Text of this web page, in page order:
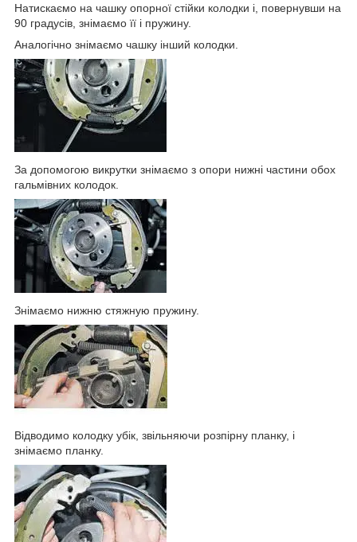
Натискаємо на чашку опорної стійки колодки і, повернувши на
90 градусів, знімаємо її і пружину.
Аналогічно знімаємо чашку інший колодки.
За допомогою викрутки знімаємо з опори нижні частини обох
гальмівних колодок.
Знімаємо нижню стяжную пружину.
Відводимо колодку убік, звільняючи розпірну планку, і
знімаємо планку.